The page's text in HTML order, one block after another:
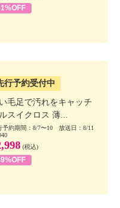
行予約受付中
毛足で汚れをキャッチ
スイクロス 薄...
予約期間：8/7〜10 放送日：8/11
(税込)